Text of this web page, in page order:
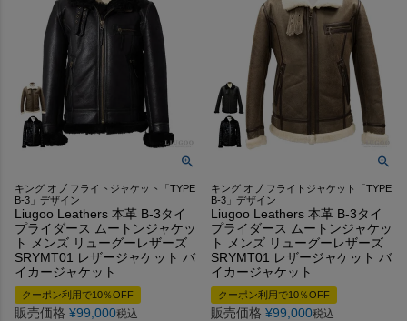
キング オブ フライトジャケット「TYPE
B-3」デザイン
Liugoo Leathers 本革 B-3タイ
プライダース ムートンジャケッ
ト メンズ リューグーレザーズ
SRYMT01 レザージャケット バ
イカージャケット
クーポン利用で10％OFF
販売価格 ¥99,000税込
キング オブ フライトジャケット「TYPE
B-3」デザイン
Liugoo Leathers 本革 B-3タイ
プライダース ムートンジャケッ
ト メンズ リューグーレザーズ
SRYMT01 レザージャケット バ
イカージャケット
クーポン利用で10％OFF
販売価格 ¥99,000税込